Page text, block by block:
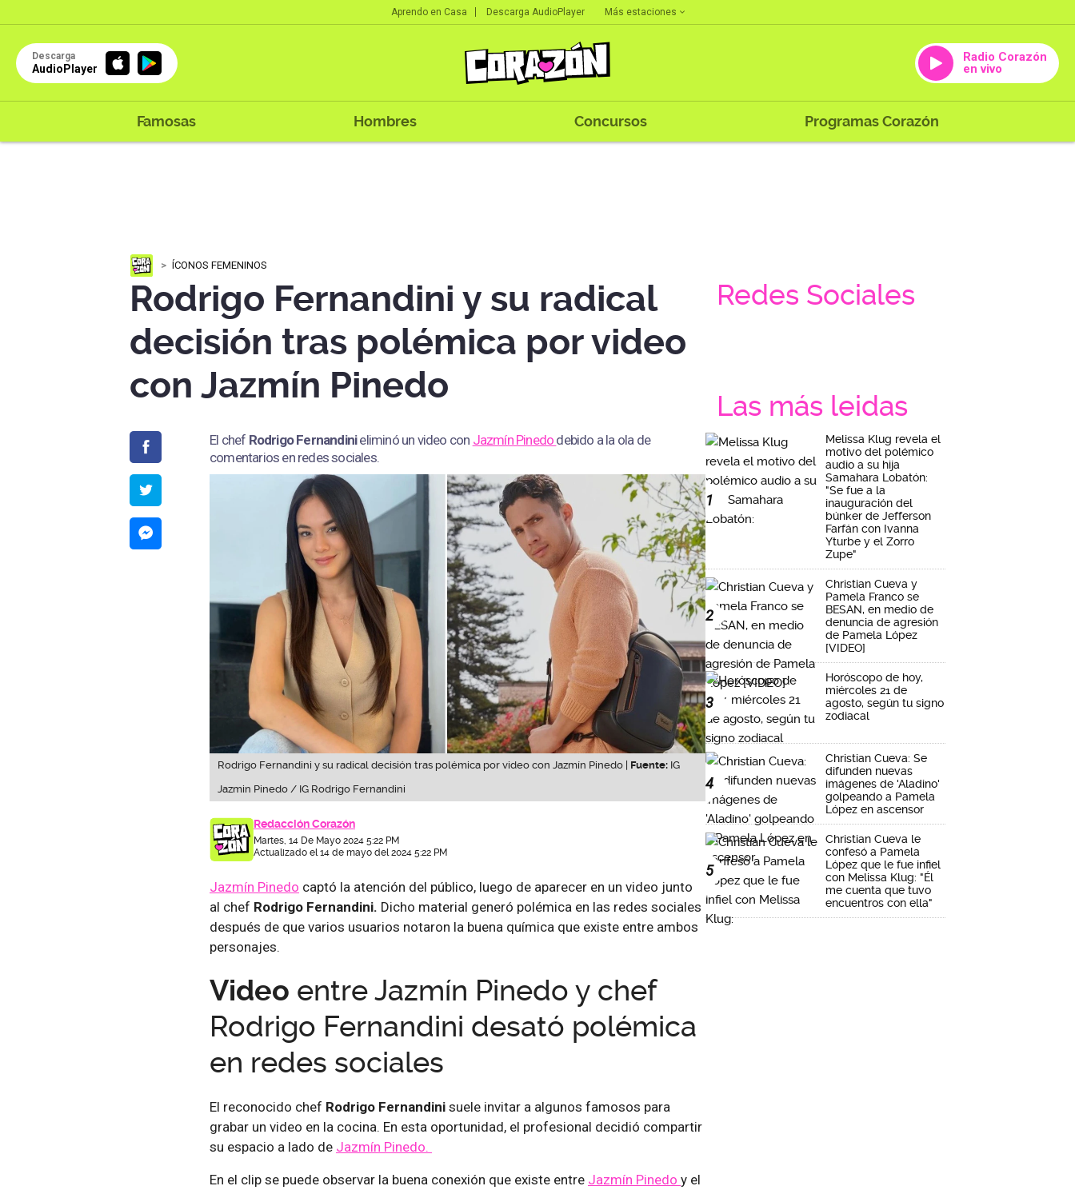
Aprendo en Casa Descarga AudioPlayer Más estaciones
Descarga
AudioPlayer
Radio Corazón
en vivo
Famosas Hombres Concursos Programas Corazón
ÍCONOS FEMENINOS
Rodrigo Fernandini y su radical
decisión tras polémica por video
con Jazmín Pinedo
El chef Rodrigo Fernandinieliminó un video con Jazmín Pinedo debido a la ola de
comentarios en redes sociales.
Rodrigo Fernandini y su radical decisión tras polémica por video con Jazmín Pinedo | Fuente: IG
Jazmin Pinedo / IG Rodrigo Fernandini
Redacción Corazón
Martes, 14 De Mayo 2024 5:22 PM
Actualizado el 14 de mayo del 2024 5:22 PM
Jazmín Pinedo captó la atención del público, luego de aparecer en un video junto
al chef Rodrigo Fernandini. Dicho material generó polémica en las redes sociales
después de que varios usuarios notaron la buena química que existe entre ambos
personajes.
Video entre Jazmín Pinedo y chef
Rodrigo Fernandini desató polémica
en redes sociales
El reconocido chef Rodrigo Fernandini suele invitar a algunos famosos para
grabar un video en la cocina. En esta oportunidad, el profesional decidió compartir
su espacio a lado de Jazmín Pinedo.
En el clip se puede observar la buena conexión que existe entre Jazmín Pinedo y el
Redes Sociales
Las más leidas
1
Melissa Klug revela el
motivo del polémico
audio a su hija
Samahara Lobatón:
"Se fue a la
inauguración del
búnker de Jefferson
Farfán con Ivanna
Yturbe y el Zorro
Zupe"
2
Christian Cueva y
Pamela Franco se
BESAN, en medio de
denuncia de agresión
de Pamela López
[VIDEO]
3
Horóscopo de hoy,
miércoles 21 de
agosto, según tu signo
zodiacal
4
Christian Cueva: Se
difunden nuevas
imágenes de 'Aladino'
golpeando a Pamela
López en ascensor
5
Christian Cueva le
confesó a Pamela
López que le fue infiel
con Melissa Klug: "Él
me cuenta que tuvo
encuentros con ella"